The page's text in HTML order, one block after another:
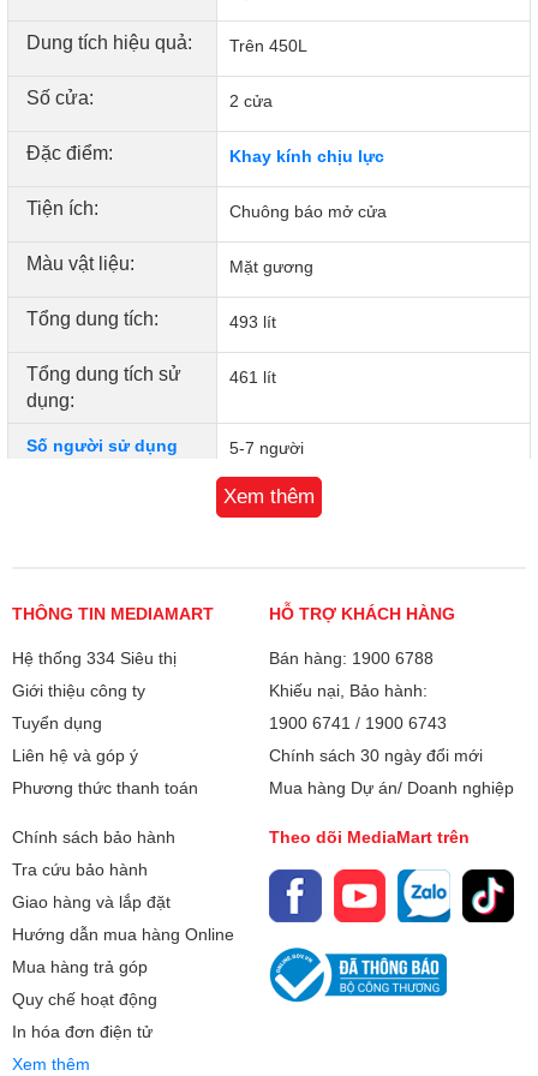
lưu trữ bên trong chiếc tủ lạnh LG này.
Công nghệ làm lạnh từ cửa góp phần bảo quản thực phẩm
tươi ngon đồng đều
Công nghệ Linear Cooling giảm thiểu biến động nhiệt
được tích hợp công nghệ Linear Cooling giúp giảm thiểu
trì ổn định sẽ tạo nên môi trường lý tưởng để bảo quản thực
phẩm tươi ngon lâu dài hơn. Đặc biệt với những người
dùng thường xuyên bận rộn, không có nhiều thời gian đi
mua thực phẩm thì việc sở hữu một chiếc tủ lạnh có công
nghệ Linear Cooling là cực kỳ cần thiết.
Dung tích hiệu quả: Trên 450L
Số cửa: 2 cửa
Đặc điểm: Khay kính chịu lực
Tiện ích: Chuông báo mở cửa
Màu vật liệu: Mặt gương
Tổng dung tích: 493 lít
Tổng dung tích sử
dụng:
461 lít
Số người sử dụng
5-7 người
100 lít
lạnh:
Chất liệu bên ngoài
Tủ lạnh:
Mặt gương
Tủ lạnh Inverter -
tiết kiệm điện:
Công nghệ làm
- Làm lạnh đa chiều
- Làm lạnh từ cửa tủ
- Công nghệ Linear Cooling
Công nghệ khử
Khử mùi than hoạt tính
Tính năng:
- Hệ thống đèn LED
Xem thêm
THÔNG TIN MEDIAMART
Hệ thống 334 Siêu thị
Giới thiệu công ty
Tuyển dụng
Liên hệ và góp ý
Phương thức thanh toán
HỖ TRỢ KHÁCH HÀNG
Bán hàng: 1900 6788
Khiếu nại, Bảo hành:
1900 6741 / 1900 6743
Chính sách 30 ngày đổi mới
Mua hàng Dự án/ Doanh nghiệp
Chính sách bảo hành
Tra cứu bảo hành
Giao hàng và lắp đặt
Hướng dẫn mua hàng Online
Mua hàng trả góp
Quy chế hoạt động
In hóa đơn điện tử
Xem thêm
Theo dõi MediaMart trên